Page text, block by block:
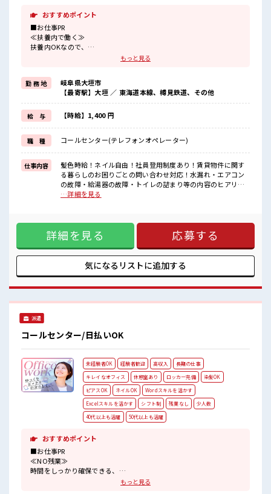
おすすめポイント
■お仕事PR
≪扶養内で働く≫
扶養内OKなので、
主婦&主夫さんも気軽にご応募くださいね♪
ビギナーさんもブランクさんも安心・丁寧な事前研修あり！
≪女性も活躍中の職場≫
もちろん男性の応募もOKですよ！
≪時間にメリハリを≫
残業はほとんどナシ！
場合によってはお願いすることもあります♪
≪モチベーションもUP≫
派手過ぎなければ髪型や髪色自由♪
(規定有)≪様々なお仕事をご提案≫
一人で悩まず気軽に相談できる、
派遣のお仕事です！
■職場の雰囲気
20代活躍中のフレッシュな職場です☆
休憩室で自分タイム！
のんびりスマホチェック♪
もっと見る
勤 務 地
岐阜県大垣市
【最寄駅】大垣 ／ 東海道本線、樽見鉄道、その他
給 与 【時給】1,400 円
職 種 コールセンター(テレフォンオペレーター)
仕事内容
髪色時給！ネイル自由！社員登用制度あり！賃貸物件に関す
る暮らしのお困りごとの問い合わせ対応！水漏れ・エアコン
の故障・給湯器の故障・トイレの詰まり等の内容のヒアリン
グ、顧客情報の簡易検索・照合、管理会社への依頼書の作
さんも気軽にご応募くださいね♪ ≪働きやすい≫ ビギナーさ
んもブランクさんも安心・丁寧な事前研修あり！ ≪女性も活
躍中の職場≫ もちろん男性の応募もOKですよ！ ≪時間にメ
リハリを≫ 残業はほとんどナシ！ 場合によってはお願いする
こともあります♪ ≪モチベーションもUP≫ 派手過ぎなければ
髪型や髪色自由♪ (規定有)≪様々なお仕事をご提案≫ 一人で
気 女性が多めの職場です♪ 明るすぎたり奇抜過ぎなければヘ
アカラーOK！ 20代活躍中のフレッシュな職場です☆ 休憩室
…詳細を見る
詳細を見る 応募する
気になるリストに追加する
派遣
コールセンター/日払いOK
未経験者OK 経験者歓迎 高収入
長期の仕事
キレイなオフィス
休憩室あり ロッカー完備
染髪OK
ピアスOK
ネイルOK
Wordスキルを活かす
Excelスキルを活かす
シフト制 残業なし
少人数
40代以上も活躍
50代以上も活躍
おすすめポイント
■お仕事PR
≪NO残業≫
時間をしっかり確保できる、
もっと見る